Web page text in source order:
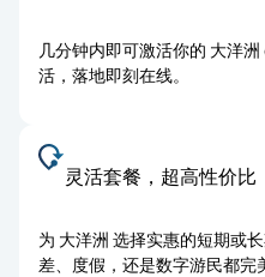
几分钟内即可激活你的 大洋
活，落地即刻在线。
灵活套餐，超高性价比
为 大洋洲 选择实惠的短期或
差、度假，还是数字游民都